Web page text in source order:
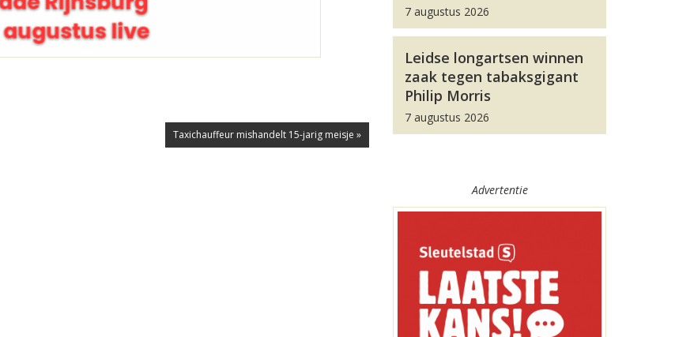
Taxichauffeur mishandelt 15-jarig meisje »
7 augustus 2026
Leidse longartsen winnen
zaak tegen tabaksgigant
Philip Morris
7 augustus 2026
Advertentie